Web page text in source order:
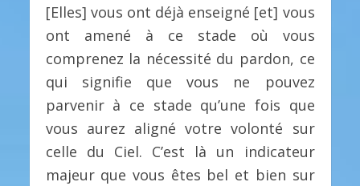
[Elles] vous ont déjà enseigné [et] vous
ont amené à ce stade où vous
comprenez la nécessité du pardon, ce
qui signifie que vous ne pouvez
parvenir à ce stade qu’une fois que
vous aurez aligné votre volonté sur
celle du Ciel. C’est là un indicateur
majeur que vous êtes bel et bien sur